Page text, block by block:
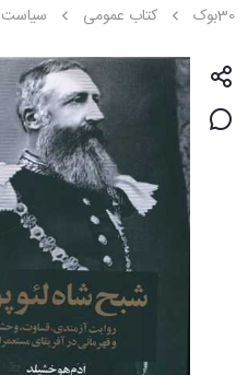
30بوک کتاب عمومی سیاست